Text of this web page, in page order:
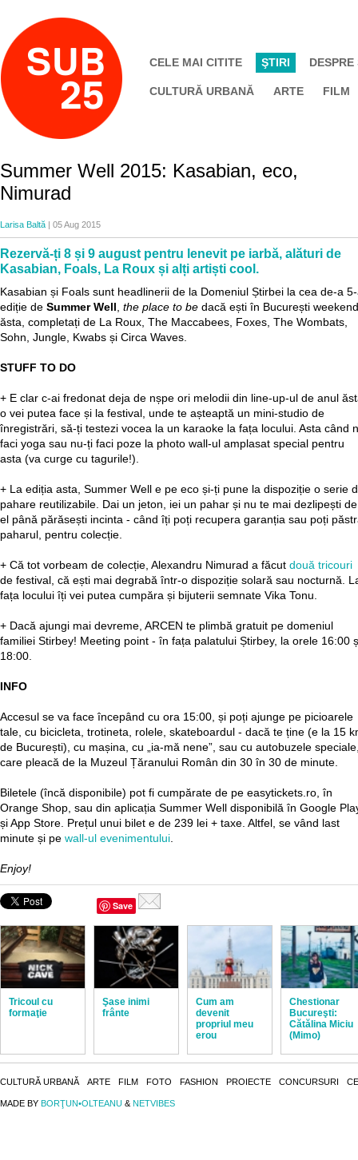
CELE MAI CITITE ŞTIRI DESPRE
CULTURĂ URBANĂ ARTE FILM
Summer Well 2015: Kasabian, eco,
Nimurad
Larisa Baltă | 05 Aug 2015
Rezervă-ți 8 și 9 august pentru lenevit pe iarbă, alături de
Kasabian, Foals, La Roux și alți artiști cool.
Kasabian și Foals sunt headlinerii de la Domeniul Știrbei la cea de-a
ediție de Summer Well , the place to be dacă ești în București
ăsta, completați de La Roux, The Maccabees, Foxes, The Wombats,
Sohn, Jungle, Kwabs și Circa Waves.
STUFF TO DO
+ E clar c-ai fredonat deja de nșpe ori melodii din line-up-ul de anul
o vei putea face și la festival, unde te așteaptă un mini-studio de
înregistrări, să-ți testezi vocea la un karaoke la fața locului. Asta când
faci yoga sau nu-ți faci poze la photo wall-ul amplasat special pentru
asta (va curge cu tagurile!).
+ La ediția asta, Summer Well e pe eco și-ți pune la dispoziție o serie
pahare reutilizabile. Dai un jeton, iei un pahar și nu te mai dezlipești de
el până părăsești incinta - când îți poți recupera garanția sau poți
paharul, pentru colecție.
+ Că tot vorbeam de colecție, Alexandru Nimurad a făcut două tricouri
de festival, că ești mai degrabă într-o dispoziție solară sau nocturnă.
fața locului îți vei putea cumpăra și bijuterii semnate Vika Tonu.
+ Dacă ajungi mai devreme, ARCEN te plimbă gratuit pe domeniul
familiei Stirbey! Meeting point - în fața palatului Știrbey, la orele 16:00
18:00.
INFO
Accesul se va face începând cu ora 15:00, și poți ajunge pe picioarele
tale, cu bicicleta, trotineta, rolele, skateboardul - dacă te ține (e la 15
de București), cu mașina, cu „ia-mă nene”, sau cu autobuzele
care pleacă de la Muzeul Țăranului Român din 30 în 30 de minute.
Biletele (încă disponibile) pot fi cumpărate de pe easytickets.ro, în
Orange Shop, sau din aplicația Summer Well disponibilă în Google
și App Store. Prețul unui bilet e de 239 lei + taxe. Altfel, se vând last
minute și pe wall-ul evenimentului.
Enjoy!
Save
Tricoul cu
formaţie
Şase inimi
frânte
Cum am
devenit
propriul meu
erou
Chestionar
Bucureşti:
Cătălina Miciu
(Mimo)
CULTURĂ URBANĂ ARTE FILM FOTO FASHION PROIECTE CONCURSURI
MADE BY BORŢUN•OLTEANU & NETVIBES